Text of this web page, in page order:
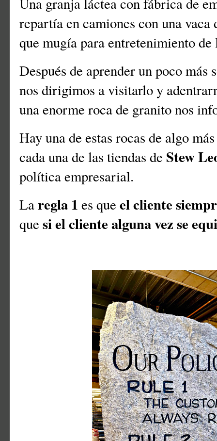
repartía en camiones con una
que mugía para entretenimiento
Después de aprender un poco
nos dirigimos a visitarlo y
una enorme roca de granito nos
Hay una de estas rocas de algo
cada una de las tiendas de Stew
política empresarial.
Laregla 1 es que el cliente
que si el cliente alguna vez se